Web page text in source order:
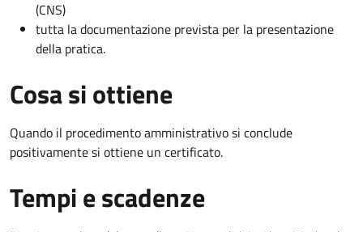
(CNS)
tutta la documentazione prevista per la presentazione
della pratica.
Cosa si ottiene
Quando il procedimento amministrativo si conclude
positivamente si ottiene un certificato.
Tempi e scadenze